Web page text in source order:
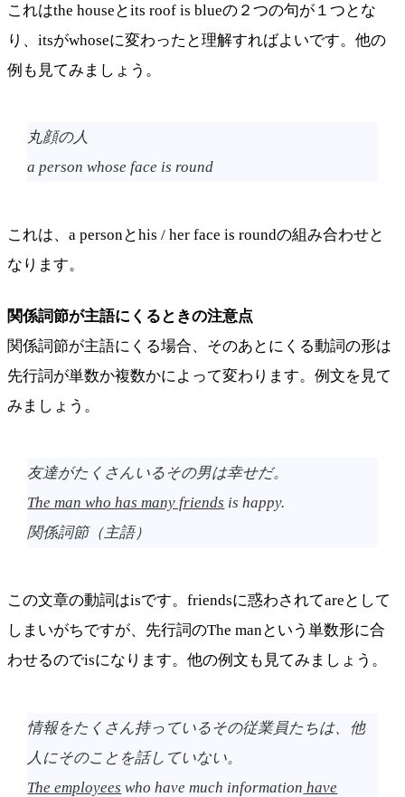
これはthe houseとits roof is blueの２つの句が１つとな
り、itsがwhoseに変わったと理解すればよいです。他の
例も見てみましょう。
丸顔の人
a person whose face is round
これは、a personとhis / her face is roundの組み合わせと
なります。
関係詞節が主語にくるときの注意点
関係詞節が主語にくる場合、そのあとにくる動詞の形は
先行詞が単数か複数かによって変わります。例文を見て
みましょう。
友達がたくさんいるその男は幸せだ。
The man who has many friends is happy.
関係詞節（主語）
この文章の動詞はisです。friendsに惑わされてareとして
しまいがちですが、先行詞のThe manという単数形に合
わせるのでisになります。他の例文も見てみましょう。
情報をたくさん持っているその従業員たちは、他
人にそのことを話していない。
The employees who have much information have